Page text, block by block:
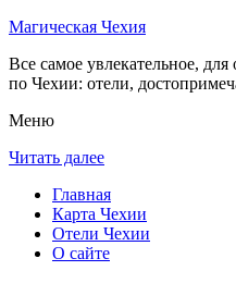
Магическая Чехия
Все самое увлекательное,
по Чехии: отели,
Меню
Читать далее
Главная
Карта Чехии
Отели Чехии
О сайте